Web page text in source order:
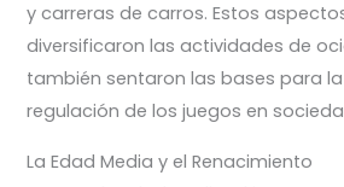
y carreras de carros. Estos
diversificaron las actividades de
también sentaron las bases para
regulación de los juegos en
La Edad Media y el Renacimiento